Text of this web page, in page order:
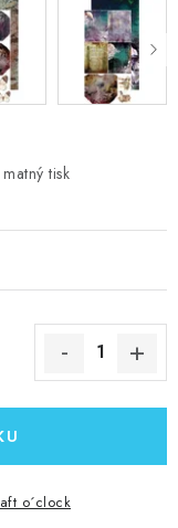
tisk
o´clock